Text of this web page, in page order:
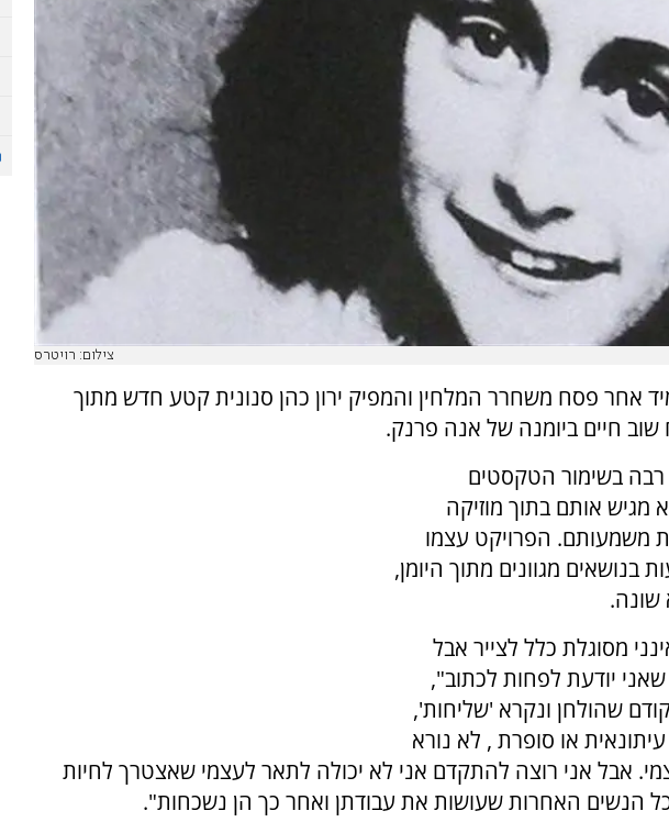
צילום: רויטרס
אחר פסח משחרר המלחין והמפיק ירון כהן סנונית קטע חדש מתוך
חיים ביומנה של אנה פרנק.
רבה בשימור הטקסטים
מגיש אותם בתוך מוזיקה
משמעותם. הפרויקט עצמו
בנושאים מגוונים מתוך היומן,
שונה.
מסוגלת כלל לצייר אבל
יודעת לפחות לכתוב",
שהולחן ונקרא 'שליחות',
עיתונאית או סופרת , לא נורא
אבל אני רוצה להתקדם אני לא יכולה לתאר לעצמי שאצטרך לחיות
הנשים האחרות שעושות את עבודתן ואחר כך הן נשכחות".